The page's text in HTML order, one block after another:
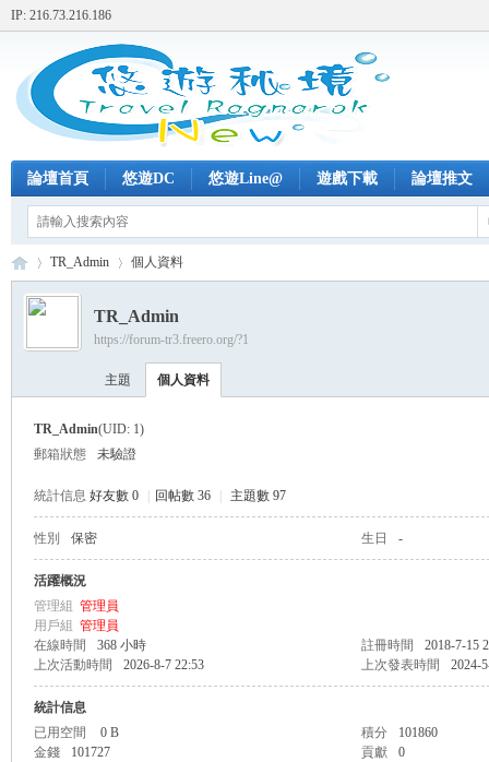
IP: 216.73.216.186
論壇首頁 悠遊DC 悠遊Line@ 遊戲下載 論壇推文
›
TR_Admin 個人資料
TR_Admin
https://forum-tr3.freero.org/?1
主題 個人資料
TR_Admin(UID: 1)
郵箱狀態
未驗證
統計信息 好友數 0 回帖數 36 主題數 97
性別 保密 生日 -
活躍概況
管理組 管理員
用戶組 管理員
在線時間
368 小時 註冊時間
2018-7-15
上次活動時間
2026-8-7 22:53 上次發表時間 2024-
統計信息
已用空間
0 B 積分
101860
金錢
101727 貢獻 0